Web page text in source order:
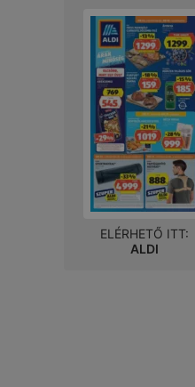
ELÉRHETŐ ITT:
ALDI